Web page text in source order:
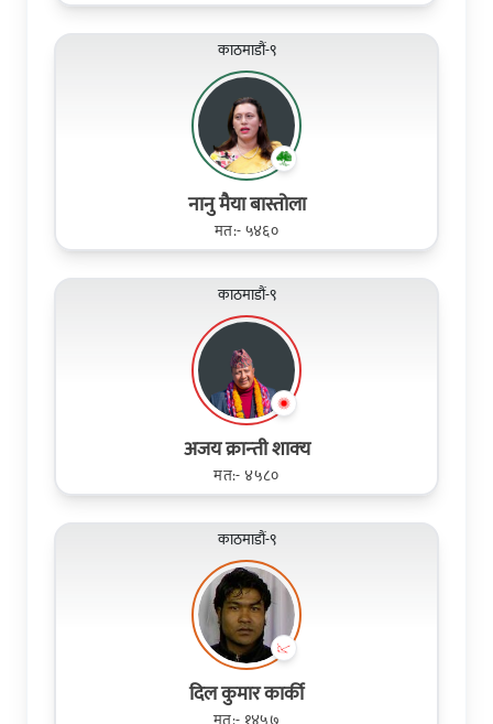
काठमाडौं-९
नानु मैया बास्तोला
मत:- ५४६०
काठमाडौं-९
अजय क्रान्‍ती शाक्‍य
मत:- ४५८०
काठमाडौं-९
दिल कुमार कार्की